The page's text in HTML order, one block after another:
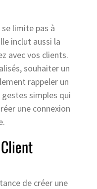
limite pas à
inclut aussi la
avec vos clients.
souhaiter un
rappeler un
simples qui
une connexion
de créer une